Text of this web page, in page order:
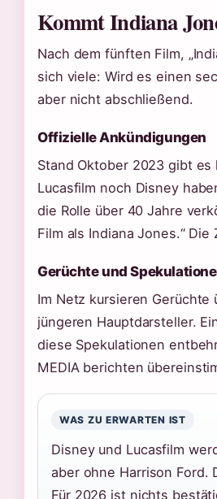
Kommt Indiana
Nach dem fünften Film,
sich viele: Wird es einen
aber nicht abschließend.
Offizielle Ankündigungen
Stand Oktober 2023 gibt
Lucasfilm noch Disney
die Rolle über 40 Jahre
Film als Indiana Jones.“
Gerüchte und
Im Netz kursieren
jüngeren Hauptdarsteller.
diese Spekulationen
MEDIA berichten
WAS ZU ERWARTEN IST
Disney und Lucasfilm
aber ohne Harrison Ford.
Für 2026 ist nichts